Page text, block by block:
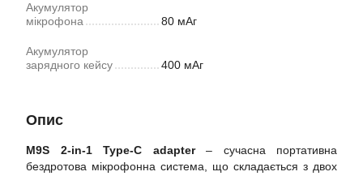
Акумулятор
мікрофона
80 мАг
Акумулятор
зарядного кейсу
400 мАг
Опис
M9S 2-in-1 Type-C adapter– сучасна портативна
бездротова мікрофонна система, що складається з двох